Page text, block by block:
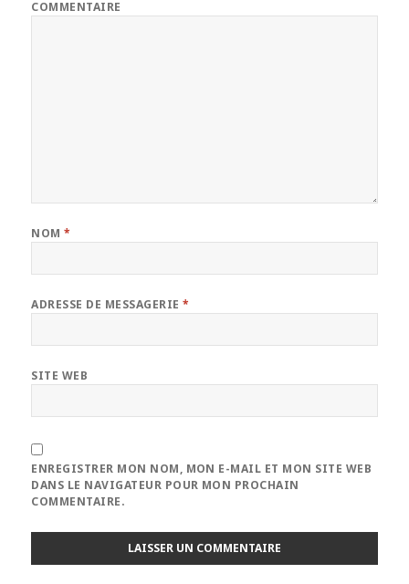
COMMENTAIRE
NOM*
ADRESSE DE MESSAGERIE*
SITE WEB
ENREGISTRER MON NOM, MON E-MAIL ET MON SITE WEB
DANS LE NAVIGATEUR POUR MON PROCHAIN
COMMENTAIRE.